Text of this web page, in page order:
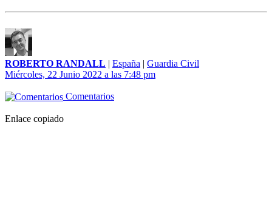
ROBERTO RANDALL | España | Guardia Civil
Miércoles, 22 Junio 2022 a las 7:48 pm
Comentarios
Enlace copiado